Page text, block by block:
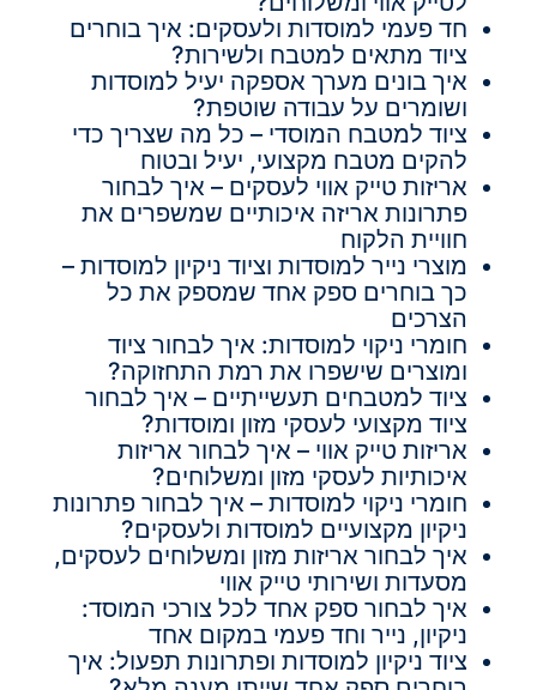
חד פעמי למוסדות ולעסקים: איך בוחרים
ציוד מתאים למטבח ולשירות?
איך בונים מערך אספקה יעיל למוסדות
ושומרים על עבודה שוטפת?
ציוד למטבח המוסדי – כל מה שצריך כדי
להקים מטבח מקצועי, יעיל ובטוח
אריזות טייק אווי לעסקים – איך לבחור
פתרונות אריזה איכותיים שמשפרים את
חוויית הלקוח
מוצרי נייר למוסדות וציוד ניקיון למוסדות –
כך בוחרים ספק אחד שמספק את כל
הצרכים
חומרי ניקוי למוסדות: איך לבחור ציוד
ומוצרים שישפרו את רמת התחזוקה?
ציוד למטבחים תעשייתיים – איך לבחור
ציוד מקצועי לעסקי מזון ומוסדות?
אריזות טייק אווי – איך לבחור אריזות
איכותיות לעסקי מזון ומשלוחים?
חומרי ניקוי למוסדות – איך לבחור פתרונות
ניקיון מקצועיים למוסדות ולעסקים?
איך לבחור אריזות מזון ומשלוחים לעסקים,
מסעדות ושירותי טייק אווי
איך לבחור ספק אחד לכל צורכי המוסד:
ניקיון, נייר וחד פעמי במקום אחד
ציוד ניקיון למוסדות ופתרונות תפעול: איך